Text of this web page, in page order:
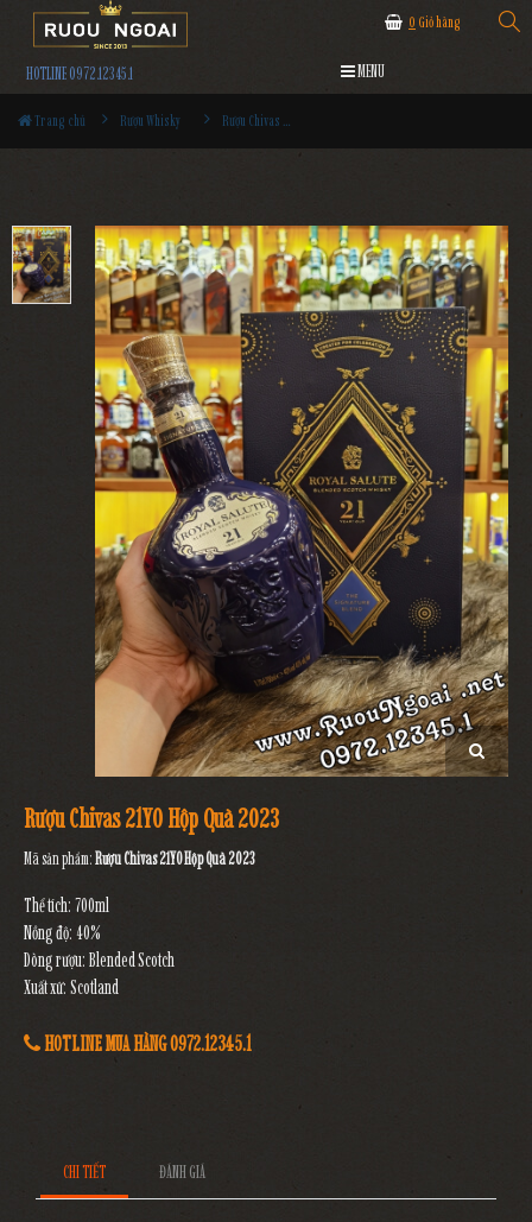
0 Giỏ hàng
HOTLINE 0972.12345.1 MENU
Trang chủ Rượu Whisky Rượu Chivas 21YO Hộp Quà 2023
Rượu Chivas 21YO Hộp Quà 2023
Mã sản phẩm:Rượu Chivas 21YO Hộp Quà 2023
Thể tích: 700ml
Nồng độ: 40%
Dòng rượu: Blended Scotch
Xuất xứ: Scotland
HOTLINE MUA HÀNG 0972.12345.1
CHI TIẾT ĐÁNH GIÁ